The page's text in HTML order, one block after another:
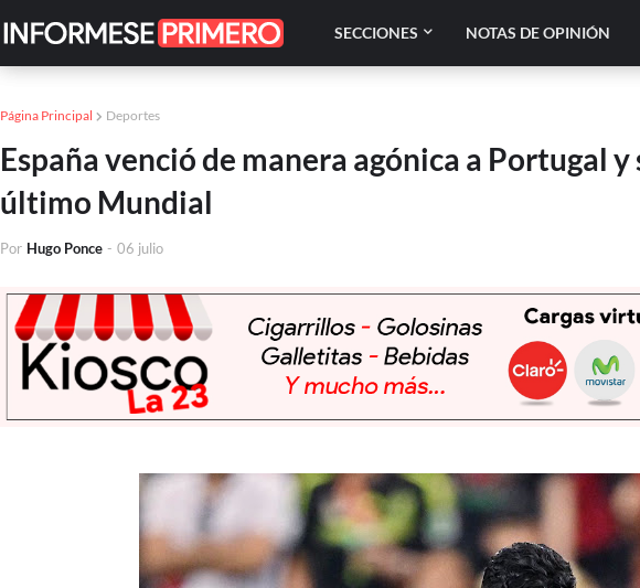
SECCIONES NOTAS DE OPINIÓN
Página Principal Deportes
España venció de manera agónica a Portugal y
último Mundial
Por Hugo Ponce - 06 julio